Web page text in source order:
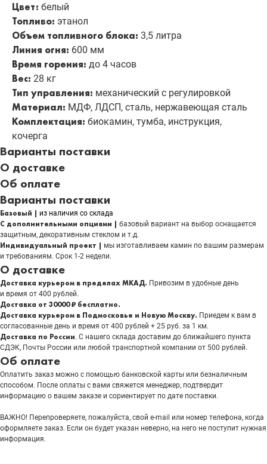
Цвет: белый
Топливо: этанол
Объем топливного блока: 3,5 литра
Линия огня: 600 мм
Время горения: до 4 часов
Вес: 28 кг
Тип управления: механический с регулировкой
Материал: МДФ, ЛДСП, сталь, нержавеющая сталь
Комплектация: биокамин, тумба, инструкция,
кочерга
Варианты поставки
О доставке
Об оплате
Варианты поставки
Базовый | из наличия со склада
С дополнительными опциями | базовый вариант на выбор оснащается
защитным, декоративным стеклом и т.д.
Индивидуальный проект | мы изготавливаем камин по вашим размерам
и требованиям. Срок 1-2 недели.
О доставке
Доставка курьером в пределах МКАД. Привозим в удобные день
и время от 400 рублей.
Доставка от 30000 ₽ бесплатно.
Доставка курьером в Подмосковье и Новую Москву. Приедем к вам в
согласованные день и время от 400 рублей + 25 руб. за 1 км.
Доставка по России. С нашего склада доставим до ближайшего пункта
СДЭК, Почты России или любой транспортной компании от 500 рублей.
Об оплате
Оплатить заказ можно с помощью банковской карты или безналичным
способом. После оплаты с вами свяжется менеджер, подтвердит
информацию о вашем заказе и сориентирует по дате поставки.
ВАЖНО! Перепроверяете, пожалуйста, свой e-mail или номер телефона, когда
оформляете заказ. Если он будет указан неверно, на него не поступит нужная
информация.